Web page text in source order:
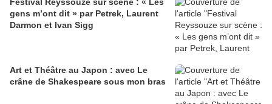
gens m’ont dit » par Petrek, Laurent
Darmon et Ivan Sigg
Art et Théâtre au Japon : avec Le
crâne de Shakespeare sous mon bras